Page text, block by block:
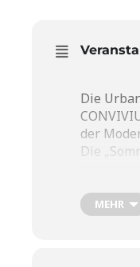
Die
der
Die
MEHR